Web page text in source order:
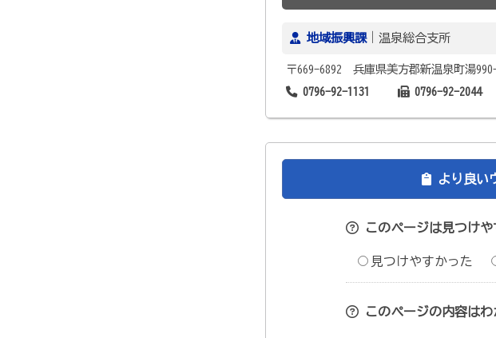
地域振興課｜温泉総合支所
〒669-6892 兵庫県美方郡新温泉町湯
0796-92-1131
0796-92-2044
より良い
このページは見つけ
見つけやすかった
このページの内容は